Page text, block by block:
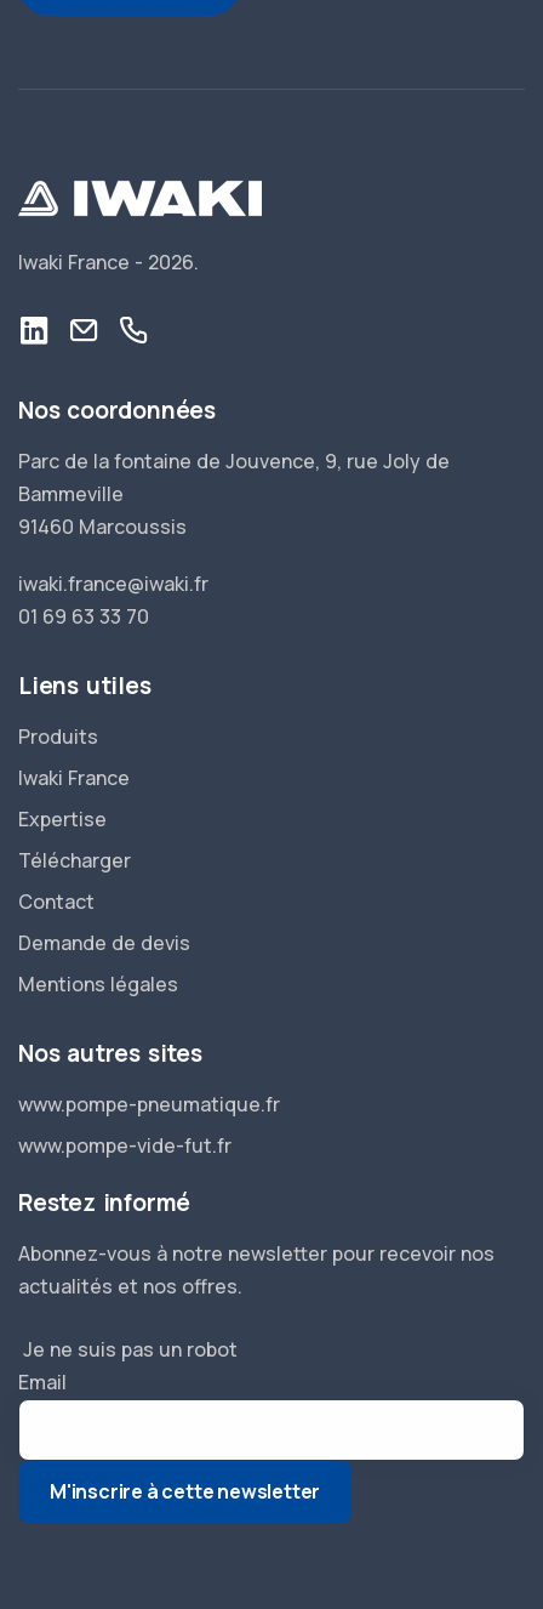
Iwaki France - 2026.
Nos coordonnées
Parc de la fontaine de Jouvence, 9, rue Joly de
Bammeville
91460 Marcoussis
iwaki.france@iwaki.fr
01 69 63 33 70
Liens utiles
Produits
Iwaki France
Expertise
Télécharger
Contact
Demande de devis
Mentions légales
Nos autres sites
www.pompe-pneumatique.fr
www.pompe-vide-fut.fr
Restez informé
Abonnez-vous à notre newsletter pour recevoir nos
actualités et nos offres.
Je ne suis pas un robot
Email